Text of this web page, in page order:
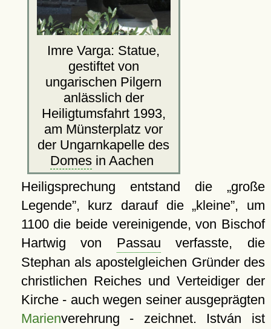
Imre Varga: Statue,
gestiftet von
ungarischen Pilgern
anlässlich der
Heiligtumsfahrt 1993,
am Münsterplatz vor
der Ungarnkapelle des
Domesin Aachen
Heiligsprechung entstand die
große
Legende , kurz darauf die kleine , um
1100 die beide vereinigende, von Bischof
Hartwig von Passau verfasste, die
Stephan als apostelgleichen Gründer des
christlichen Reiches und Verteidiger der
Kirche - auch wegen seiner ausgeprägten
Marienverehrung - zeichnet. István ist